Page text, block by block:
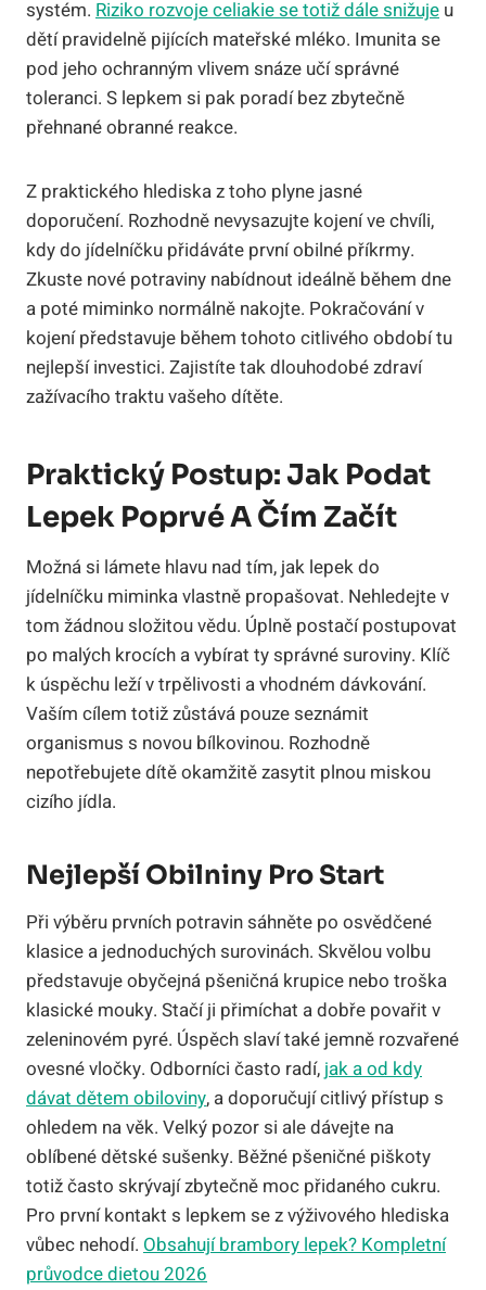
systém. Riziko rozvoje celiakie se totiž dále snižuje u
dětí pravidelně pijících mateřské mléko. Imunita se
pod jeho ochranným vlivem snáze učí správné
toleranci. S lepkem si pak poradí bez zbytečně
přehnané obranné reakce.
Z praktického hlediska z toho plyne jasné
doporučení. Rozhodně nevysazujte kojení ve chvíli,
kdy do jídelníčku přidáváte první obilné příkrmy.
Zkuste nové potraviny nabídnout ideálně během dne
a poté miminko normálně nakojte. Pokračování v
kojení představuje během tohoto citlivého období tu
nejlepší investici. Zajistíte tak dlouhodobé zdraví
zažívacího traktu vašeho dítěte.
Praktický Postup: Jak Podat
Lepek Poprvé A Čím Začít
Možná si lámete hlavu nad tím, jak lepek do
jídelníčku miminka vlastně propašovat. Nehledejte v
tom žádnou složitou vědu. Úplně postačí postupovat
po malých krocích a vybírat ty správné suroviny. Klíč
k úspěchu leží v trpělivosti a vhodném dávkování.
Vaším cílem totiž zůstává pouze seznámit
organismus s novou bílkovinou. Rozhodně
nepotřebujete dítě okamžitě zasytit plnou miskou
cizího jídla.
Nejlepší Obilniny Pro Start
Při výběru prvních potravin sáhněte po osvědčené
klasice a jednoduchých surovinách. Skvělou volbu
představuje obyčejná pšeničná krupice nebo troška
klasické mouky. Stačí ji přimíchat a dobře povařit v
zeleninovém pyré. Úspěch slaví také jemně rozvařené
ovesné vločky. Odborníci často radí, jak a od kdy
dávat dětem obiloviny, a doporučují citlivý přístup s
ohledem na věk. Velký pozor si ale dávejte na
oblíbené dětské sušenky. Běžné pšeničné piškoty
totiž často skrývají zbytečně moc přidaného cukru.
Pro první kontakt s lepkem se z výživového hlediska
vůbec nehodí. Obsahují brambory lepek? Kompletní
průvodce dietou 2026